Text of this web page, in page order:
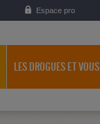
Espace pro
LES DROGUES ET VOUS